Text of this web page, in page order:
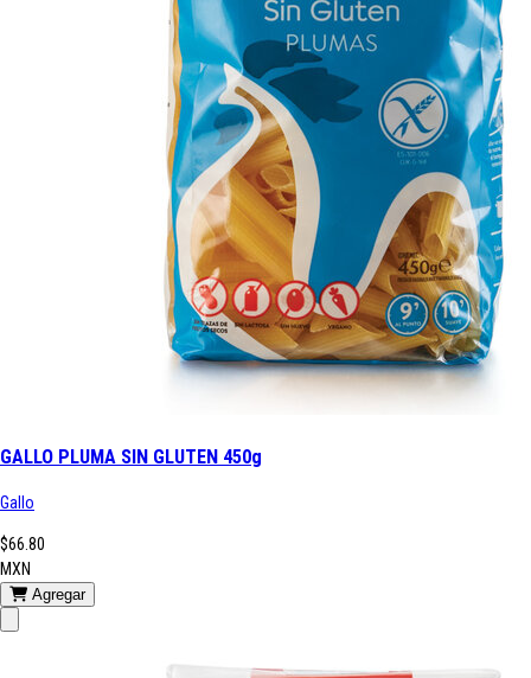
GALLO PLUMA SIN GLUTEN 450g
Gallo
$66.80
MXN
Agregar